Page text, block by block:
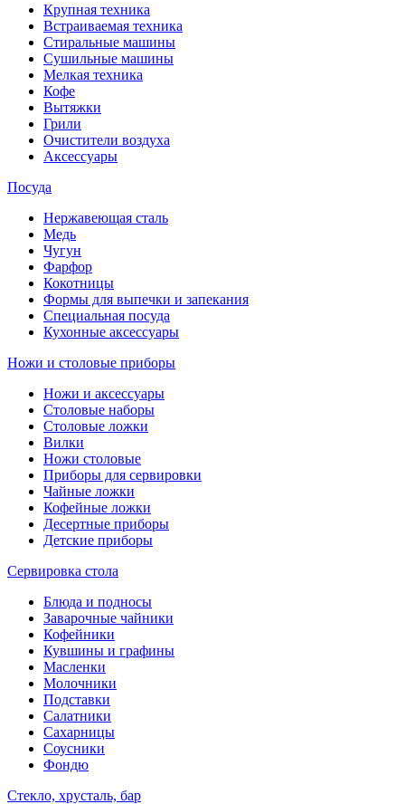
Крупная техника
Встраиваемая техника
Стиральные машины
Сушильные машины
Мелкая техника
Кофе
Вытяжки
Грили
Очистители воздуха
Аксессуары
Посуда
Нержавеющая сталь
Медь
Чугун
Фарфор
Кокотницы
Формы для выпечки и запекания
Специальная посуда
Кухонные аксессуары
Ножи и столовые приборы
Ножи и аксессуары
Столовые наборы
Столовые ложки
Вилки
Ножи столовые
Приборы для сервировки
Чайные ложки
Кофейные ложки
Десертные приборы
Детские приборы
Сервировка стола
Блюда и подносы
Заварочные чайники
Кофейники
Кувшины и графины
Масленки
Молочники
Подставки
Салатники
Сахарницы
Соусники
Фондю
Стекло, хрусталь, бар